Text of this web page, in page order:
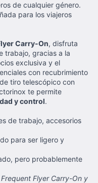
de cualquier género.
para los viajeros
Carry-On, disfruta
trabajo, gracias a la
exclusiva y el
con recubrimiento
tiro telescópico con
te permite
y control.
de trabajo, accesorios
para ser ligero y
pero probablemente
Flyer Carry-On y